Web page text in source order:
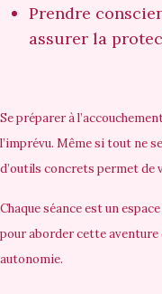
Prendre
assurer la
Se préparer à
l’imprévu. Même si tout ne
d’outils concrets permet de
Chaque séance est un
pour aborder cette aventure
autonomie.